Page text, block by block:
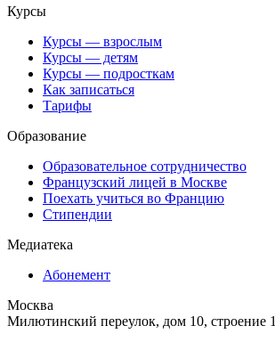
Курсы
Курсы — взрослым
Курсы — детям
Курсы — подросткам
Как записаться
Тарифы
Образование
Образовательное сотрудничество
Французский лицей в Москве
Поехать учиться во Францию
Стипендии
Медиатека
Абонемент
Москва
Милютинский переулок, дом 10, строение 1